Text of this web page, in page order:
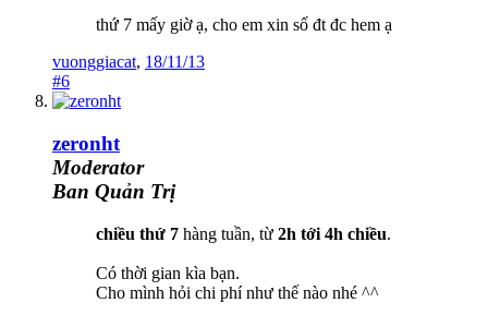
thứ 7 mấy giờ ạ, cho em xin số đt đc hem ạ
vuonggiacat, 18/11/13
#6
zeronht
Moderator
Ban Quản Trị
chiều thứ 7 hàng tuần, từ 2h tới 4h chiều.
Có thời gian kìa bạn.
Cho mình hỏi chi phí như thế nào nhé ^^